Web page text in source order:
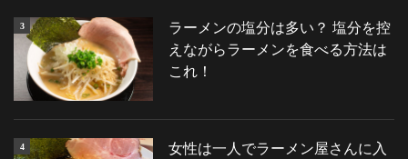
ラーメンの塩分は多い？ 塩分を控
えながらラーメンを食べる方法は
これ！
女性は一人でラーメン屋さんに入